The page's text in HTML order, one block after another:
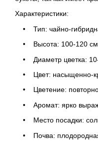
Характеристики:
• Тип: чайно-
• Высота: 100-120 см
• Диаметр цветка:
• Цвет: насыщенно-
• Цветение:
• Аромат: ярко
• Место посадки:
• Почва: